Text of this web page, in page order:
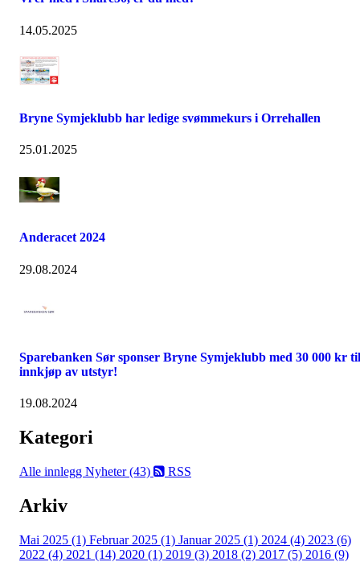
14.05.2025
Bryne Symjeklubb har ledige svømmekurs i Orrehallen
25.01.2025
Anderacet 2024
29.08.2024
Sparebanken Sør sponser Bryne Symjeklubb med 30 000 kr til
innkjøp av utstyr!
19.08.2024
Kategori
Alle innlegg Nyheter (43) RSS
Arkiv
Mai 2025 (1) Februar 2025 (1) Januar 2025 (1) 2024 (4) 2023 (6)
2022 (4) 2021 (14) 2020 (1) 2019 (3) 2018 (2) 2017 (5) 2016 (9)